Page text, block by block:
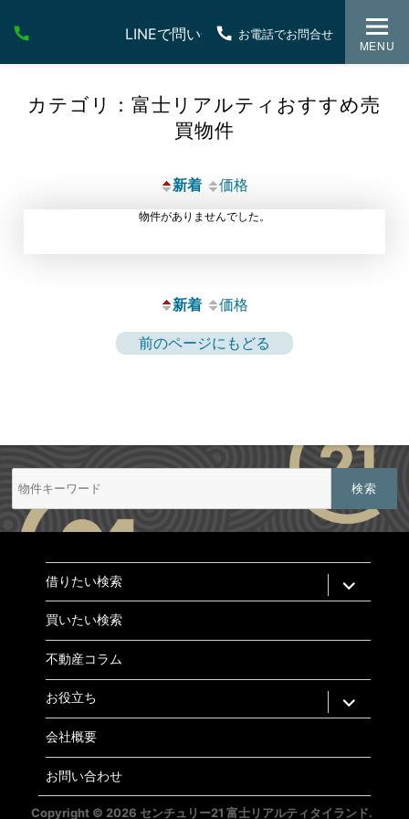
MENU
カテゴリ：富士リアルティおすすめ売
買物件
新着 価格
物件がありませんでした。
新着 価格
前のページにもどる
LINEで問い合わせ
検
索:
借りたい検索 expand
child
買いたい検索
不動産コラム
お役立ち expand
child
会社概要
お問い合わせ
Copyright © 2026 センチュリー21 富士リアルティタイランド.
お電話でお問合せ